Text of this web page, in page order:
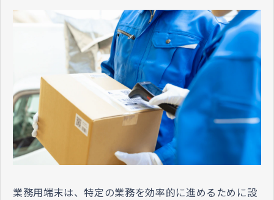
業務用端末は、特定の業務を効率的に進めるために設